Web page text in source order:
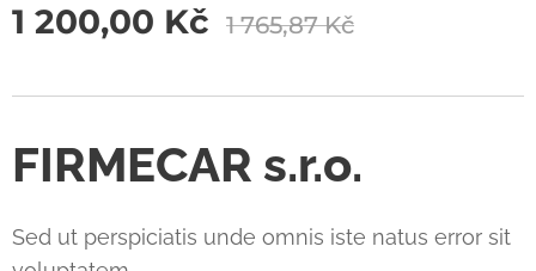
1 200,00 Kč 1 765,87Kč
FIRMECAR s.r.o.
Sed ut perspiciatis unde omnis iste natus error sit